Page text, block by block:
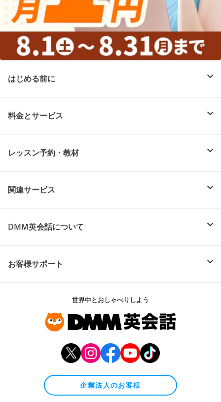
はじめる前に
料金とサービス
レッスン予約・教材
関連サービス
DMM英会話について
お客様サポート
世界中とおしゃべりしよう
企業法人のお客様